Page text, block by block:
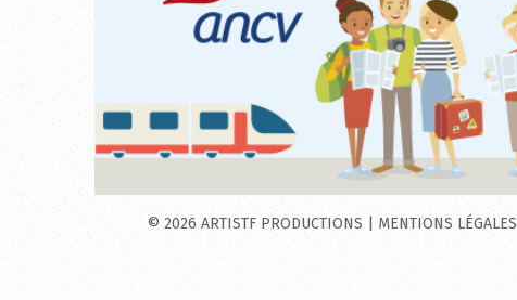
© 2026 ARTISTF PRODUCTIONS MENTIONS LÉGALES